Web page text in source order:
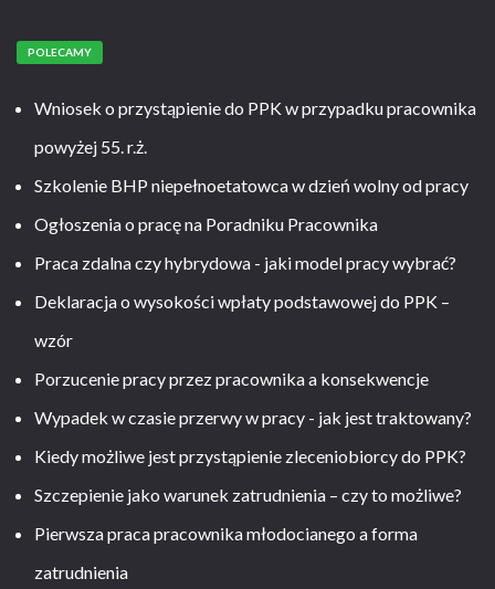
POLECAMY
Wniosek o przystąpienie do PPK w przypadku pracownika
powyżej 55. r.ż.
Szkolenie BHP niepełnoetatowca w dzień wolny od pracy
Ogłoszenia o pracę na Poradniku Pracownika
Praca zdalna czy hybrydowa - jaki model pracy wybrać?
Deklaracja o wysokości wpłaty podstawowej do PPK –
wzór
Porzucenie pracy przez pracownika a konsekwencje
Wypadek w czasie przerwy w pracy - jak jest traktowany?
Kiedy możliwe jest przystąpienie zleceniobiorcy do PPK?
Szczepienie jako warunek zatrudnienia – czy to możliwe?
Pierwsza praca pracownika młodocianego a forma
zatrudnienia